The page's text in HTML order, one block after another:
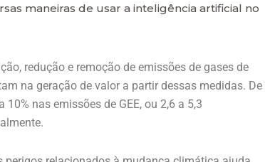
maneiras de usar a inteligência artificial no
redução e remoção de emissões de gases de
na geração de valor a partir dessas medidas. De
nas emissões de GEE, ou 2,6 a 5,3